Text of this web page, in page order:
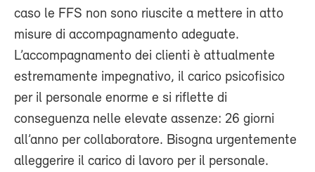
caso le FFS non sono riuscite a mettere in atto
misure di accompagnamento adeguate.
L’accompagnamento dei clienti è attualmente
estremamente impegnativo, il carico psicofisico
per il personale enorme e si riflette di
conseguenza nelle elevate assenze: 26 giorni
all’anno per collaboratore. Bisogna urgentemente
alleggerire il carico di lavoro per il personale.